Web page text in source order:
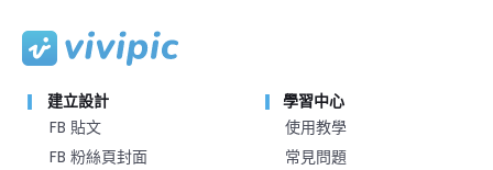
建立設計
FB 貼文
FB 粉絲頁封面
學習中心
使用教學
常見問題